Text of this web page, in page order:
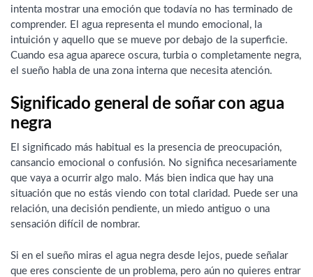
intenta mostrar una emoción que todavía no has terminado de
comprender. El agua representa el mundo emocional, la
intuición y aquello que se mueve por debajo de la superficie.
Cuando esa agua aparece oscura, turbia o completamente negra,
el sueño habla de una zona interna que necesita atención.
Significado general de soñar con agua
negra
El significado más habitual es la presencia de preocupación,
cansancio emocional o confusión. No significa necesariamente
que vaya a ocurrir algo malo. Más bien indica que hay una
situación que no estás viendo con total claridad. Puede ser una
relación, una decisión pendiente, un miedo antiguo o una
sensación difícil de nombrar.
Si en el sueño miras el agua negra desde lejos, puede señalar
que eres consciente de un problema, pero aún no quieres entrar